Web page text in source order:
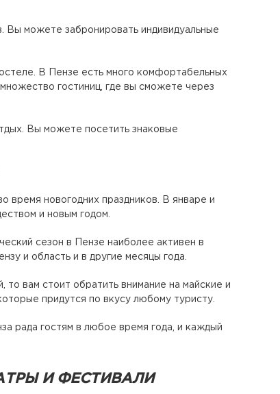
можете забронировать индивидуальные
В Пензе есть много комфортабельных
гостиниц, где вы сможете через
Вы можете посетить знаковые
время новогодних праздников. В январе и
и новым годом.
сезон в Пензе наиболее активен в
и область и в другие месяцы года.
вам стоит обратить внимание на майские и
придутся по вкусу любому туристу.
рада гостям в любое время года, и каждый
И ФЕСТИВАЛИ